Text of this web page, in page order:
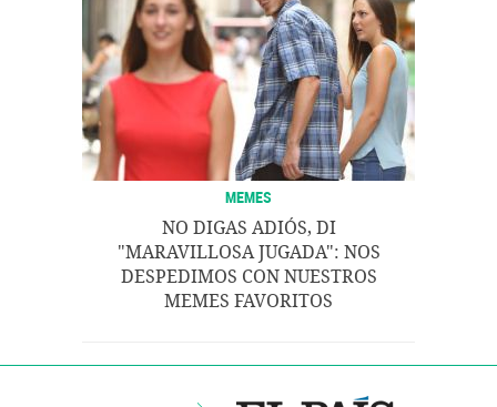
MEMES
NO DIGAS ADIÓS, DI
"MARAVILLOSA JUGADA": NOS
DESPEDIMOS CON NUESTROS
MEMES FAVORITOS